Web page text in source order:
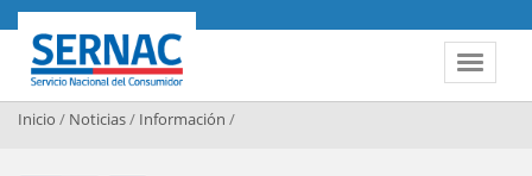
Contenido principal
Toggle
SERNAC
Inicio / Noticias/ Información /